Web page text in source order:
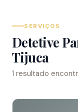
SERVIÇOS
Detetive
Tijuca
1 resultado